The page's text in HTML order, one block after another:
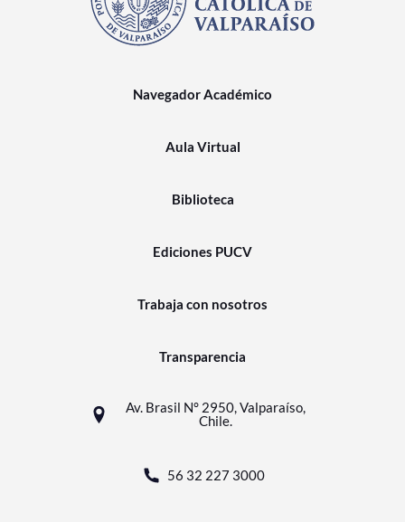
Navegador Académico
Aula Virtual
Biblioteca
Ediciones PUCV
Trabaja con nosotros
Transparencia
Av. Brasil N° 2950, Valparaíso,
Chile.
56 32 227 3000